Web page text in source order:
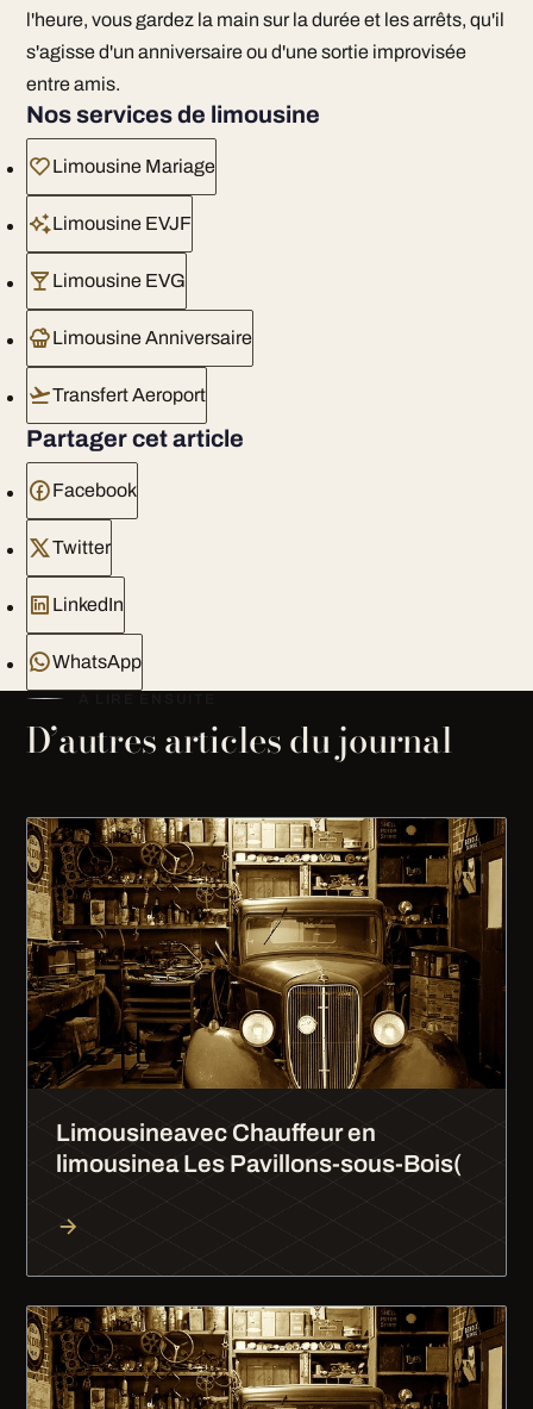
l'heure, vous gardez la main sur la durée et les arrêts, qu'il
s'agisse d'un anniversaire ou d'une sortie improvisée
entre amis.
Nos services de limousine
Limousine Mariage
Limousine EVJF
Limousine EVG
Limousine Anniversaire
Transfert Aeroport
Partager cet article
Facebook
Twitter
LinkedIn
WhatsApp
D’autres articles du journal
Limousineavec Chauffeur en
limousinea Les Pavillons-sous-Bois(